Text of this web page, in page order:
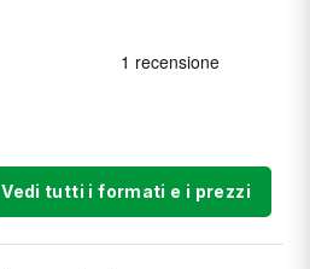
Vedi tutti i formati e i prezzi